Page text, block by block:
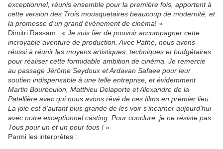
exceptionnel, réunis ensemble pour la première fois, apportent à
cette version des Trois mousquetaires beaucoup de modernité, et
la promesse d’un grand événement de cinéma! »
Dimitri Rassam : « Je suis fier de pouvoir accompagner cette
incroyable aventure de production. Avec Pathé, nous avons
réussi à réunir les moyens artistiques, techniques et budgétaires
pour réaliser cette formidable ambition de cinéma. Je remercie
au passage Jérôme Seydoux et Ardavan Safaee pour leur
soutien indispensable à une telle entreprise, et évidemment
Martin Bourboulon, Matthieu Delaporte et Alexandre de la
Patellière avec qui nous avons rêvé de ces films en premier lieu.
La joie est d’autant plus grande de les voir s’incarner aujourd’hui
avec notre exceptionnel casting. Pour conclure, je ne résiste pas :
Tous pour un et un pour tous ! »
Parmi les interprètes :